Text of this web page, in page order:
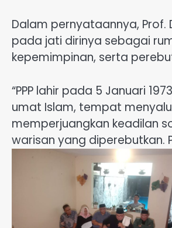
Dalam pernyataannya, Prof.
pada jati dirinya sebagai
kepemimpinan, serta
“PPP lahir pada 5 Januari
umat Islam, tempat
memperjuangkan keadilan
warisan yang diperebutkan.